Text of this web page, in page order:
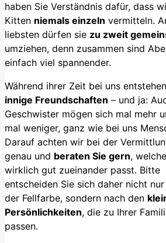
haben Sie Verständnis dafür, dass
Kitten niemals einzeln vermitteln.
liebsten dürfen sie zu zweit
umziehen, denn zusammen sind
einfach viel spannender.
Während ihrer Zeit bei uns
innige Freundschaften – und ja:
Geschwister mögen sich mal mehr
mal weniger, ganz wie bei uns
Darauf achten wir bei der
genau und beraten Sie gern,
wirklich gut zueinander passt. Bitte
entscheiden Sie sich daher nicht
der Fellfarbe, sondern nach den
Persönlichkeiten, die zu Ihrer
passen.